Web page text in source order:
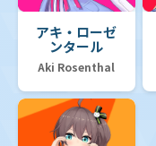
アキ・ローゼ
ンタール
Aki Rosenthal